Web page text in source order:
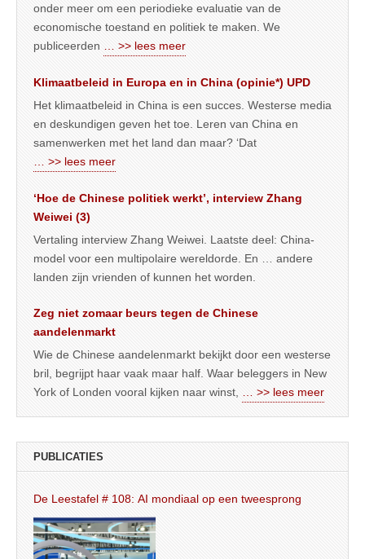
onder meer om een periodieke evaluatie van de
economische toestand en politiek te maken. We
publiceerden
… >> lees meer
Klimaatbeleid in Europa en in China (opinie*) UPD
Het klimaatbeleid in China is een succes. Westerse media
en deskundigen geven het toe. Leren van China en
samenwerken met het land dan maar? ‘Dat
… >> lees meer
‘Hoe de Chinese politiek werkt’, interview Zhang
Weiwei (3)
Vertaling interview Zhang Weiwei. Laatste deel: China-
model voor een multipolaire wereldorde. En … andere
landen zijn vrienden of kunnen het worden.
Zeg niet zomaar beurs tegen de Chinese
aandelenmarkt
Wie de Chinese aandelenmarkt bekijkt door een westerse
bril, begrijpt haar vaak maar half. Waar beleggers in New
York of Londen vooral kijken naar winst,
… >> lees meer
PUBLICATIES
De Leestafel # 108: AI mondiaal op een tweesprong